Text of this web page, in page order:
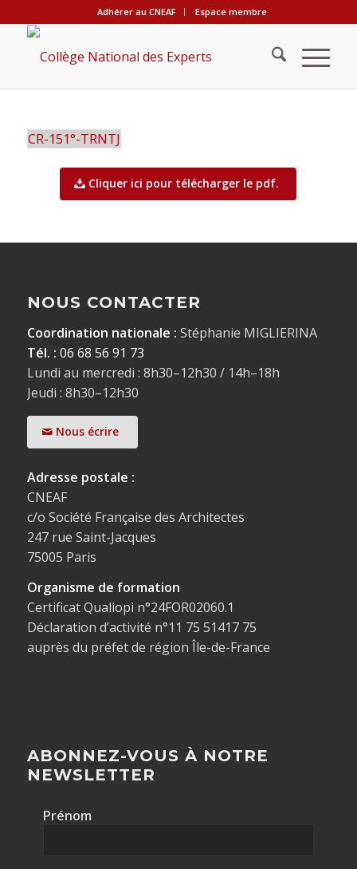
Adhérer au CNEAF Espace membre
CR-151°-TRNTJ
Cliquer ici pour télécharger le pdf.
NOUS CONTACTER
Coordination nationale : Stéphanie MIGLIERINA
Tél. : 06 68 56 91 73
Lundi au mercredi : 8h30–12h30 / 14h–18h
Jeudi : 8h30–12h30
Nous écrire
Adresse postale :
CNEAF
c/o Société Française des Architectes
247 rue Saint-Jacques
75005 Paris
Organisme de formation
Certificat Qualiopi n°24FOR02060.1
Déclaration d’activité n°11 75 51417 75
auprès du préfet de région Île-de-France
ABONNEZ-VOUS À NOTRE
NEWSLETTER
Prénom